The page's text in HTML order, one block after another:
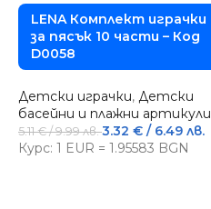
LENA Комплект играчки
за пясък 10 части – Код
D0058
Детски играчки, Детски
басейни и плажни артикули
5.11€/ 9.99 лв.3.32 € / 6.49 лв.
Курс: 1 EUR = 1.95583 BGN